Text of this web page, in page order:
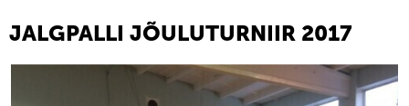
JALGPALLI JÕULUTURNIIR 2017